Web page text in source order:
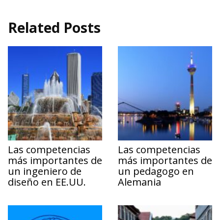
Related Posts
Las competencias
más importantes de
un ingeniero de
diseño en EE.UU.
Las competencias
más importantes de
un pedagogo en
Alemania